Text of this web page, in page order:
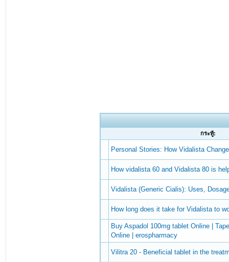
กระทู้:
Personal Stories: How Vidalista
How vidalista 60 and Vidalista 80 is
Vidalista (Generic Cialis): Uses,
How long does it take for Vidalista to
Buy Aspadol 100mg tablet Online |
Online | erospharmacy
Vilitra 20 - Beneficial tablet in the